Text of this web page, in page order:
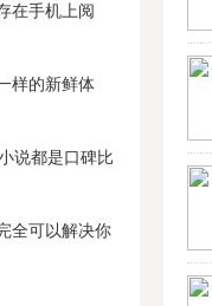
在手机上阅
样的新鲜体
说都是口碑比
全可以解决你